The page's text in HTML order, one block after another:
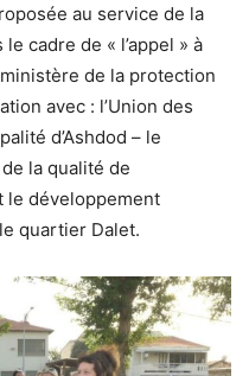
au service de la
cadre de « l’appel » à
de la protection
avec : l’Union des
d’Ashdod – le
la qualité de
le développement
quartier Dalet.